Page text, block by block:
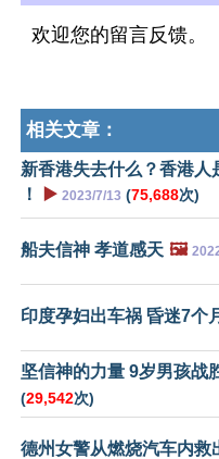
欢迎您的留言反馈。
相关文章：
新香港失去什么？香港人
！
▶️ 2023/7/13 (75,688次)
船夫信神 孝道感天 🖼️
印度孕妇出车祸 昏迷7个
坚信神的力量 9岁男孩战
(29,542次)
德州女警从燃烧汽车内救